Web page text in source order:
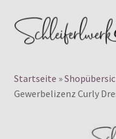
Zur
Navigation
Zum
Inhalt
👤 Mein Konto
Startseite »
Gewerbelizenz Curly